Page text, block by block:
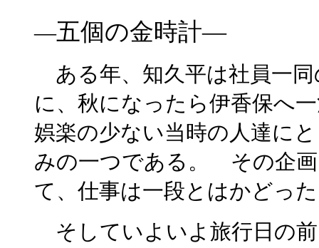
―五個の金時計―
ある年、知久平は社員一
に、秋になったら伊香保へ
娯楽の少ない当時の人達に
みの一つである。 その企
て、仕事は一段とはかどっ
そしていよいよ旅行日の